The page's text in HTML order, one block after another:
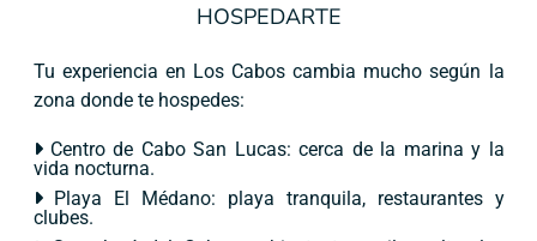
HOSPEDARTE
Tu experiencia en Los Cabos cambia mucho según la
zona donde te hospedes:
Centro de Cabo San Lucas: cerca de la marina y la
vida nocturna.
Playa El Médano: playa tranquila, restaurantes y
clubes.